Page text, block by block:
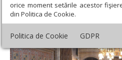
orice moment setările acestor
din Politica de Cookie.
Politica de Cookie GDPR
Hramul Catedralei
Domnului” din Vârșeț